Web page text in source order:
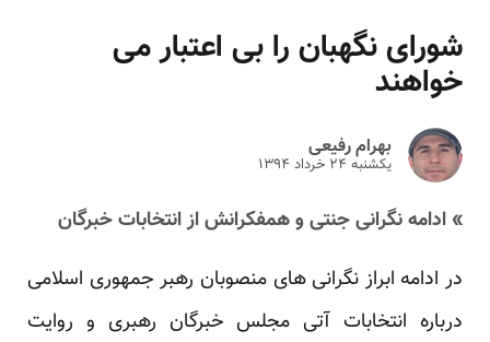
شورای نگهبان را بی اعتبار می
خواهند
بهرام رفیعی
یکشنبه ۲۴ خرداد ۱۳۹۴
» ادامه نگرانی جنتی و همفکرانش از انتخابات خبرگان
در ادامه ابراز نگرانی های منصوبان رهبر جمهوری اسلامی
درباره انتخابات آتی مجلس خبرگان رهبری و روایت